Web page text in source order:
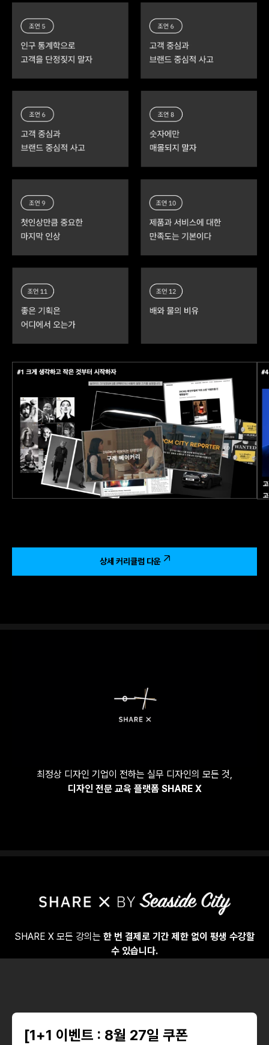
상세 커리큘럼 다운
최정상 디자인 기업이 전하는 실무 디자인의 모든 것,
디자인 전문 교육 플랫폼 SHARE X
SHARE X 모든 강의는 한 번 결제로 기간 제한 없이 평생 수강할
수 있습니다.
[1+1 이벤트 : 8월 27일 쿠폰